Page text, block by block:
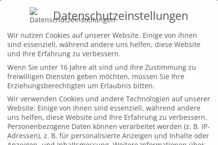
Home
Leistungen
Projekte
Wir
Kontakt
©bluevision_ED_01_2
Datenschutzeinstellungen
Wir nutzen Cookies auf unserer Website. Einige von ihnen
sind essenziell, während andere uns helfen, diese Website
und Ihre Erfahrung zu verbessern.
Wenn Sie unter 16 Jahre alt sind und Ihre Zustimmung zu
freiwilligen Diensten geben möchten, müssen Sie Ihre
Erziehungsberechtigten um Erlaubnis bitten.
Wir verwenden Cookies und andere Technologien auf unserer
Website. Einige von ihnen sind essenziell, während andere
uns helfen, diese Website und Ihre Erfahrung zu verbessern.
Personenbezogene Daten können verarbeitet werden (z. B. IP-
Adressen), z. B. für personalisierte Anzeigen und Inhalte oder